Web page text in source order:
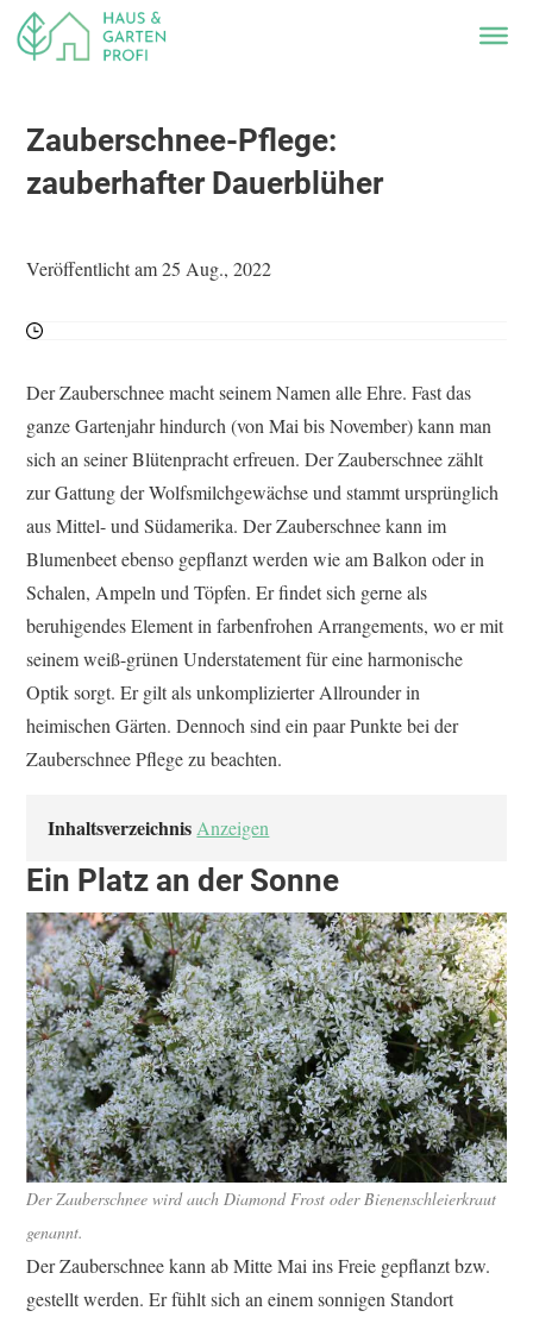
Zauberschnee-Pflege:
zauberhafter Dauerblüher
Veröffentlicht am 25 Aug., 2022
Der Zauberschnee macht seinem Namen alle Ehre. Fast das
ganze Gartenjahr hindurch (von Mai bis November) kann man
sich an seiner Blütenpracht erfreuen. Der Zauberschnee zählt
zur Gattung der Wolfsmilchgewächse und stammt ursprünglich
aus Mittel- und Südamerika. Der Zauberschnee kann im
Blumenbeet ebenso gepflanzt werden wie am Balkon oder in
Schalen, Ampeln und Töpfen. Er findet sich gerne als
beruhigendes Element in farbenfrohen Arrangements, wo er mit
seinem weiß-grünen Understatement für eine harmonische
Optik sorgt. Er gilt als unkomplizierter Allrounder in
heimischen Gärten. Dennoch sind ein paar Punkte bei der
Zauberschnee Pflege zu beachten.
Inhaltsverzeichnis Anzeigen
Ein Platz an der Sonne
Der Zauberschnee wird auch Diamond Frost oder Bienenschleierkraut
genannt.
Der Zauberschnee kann ab Mitte Mai ins Freie gepflanzt bzw.
gestellt werden. Er fühlt sich an einem sonnigen Standort